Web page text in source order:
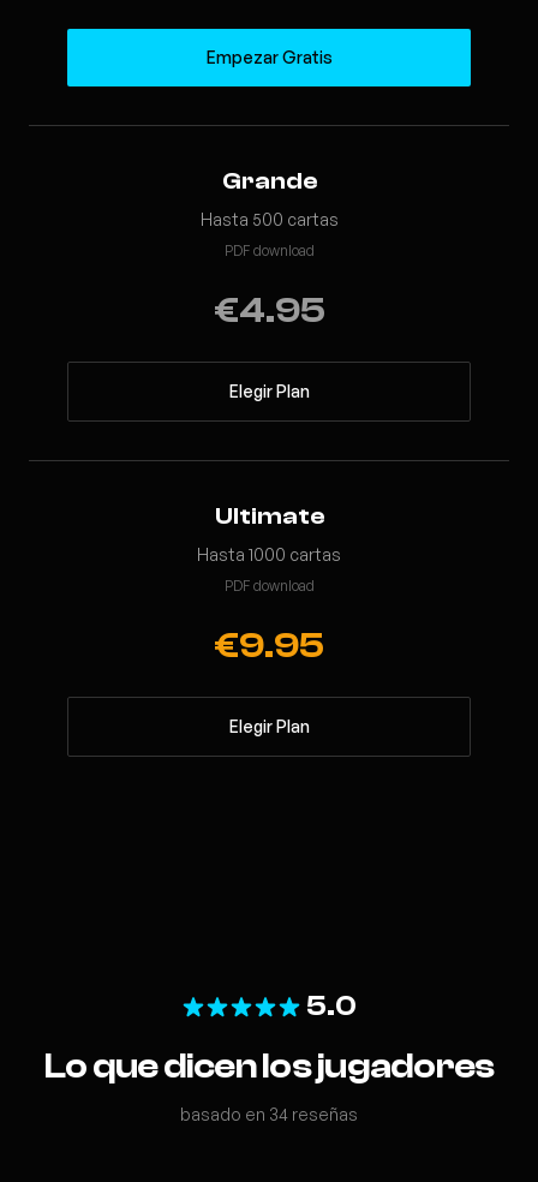
Empezar Gratis
Grande
Hasta 500 cartas
PDF download
€4.95
Elegir Plan
Ultimate
Hasta 1000 cartas
PDF download
€9.95
Elegir Plan
5.0
Lo que dicen los jugadores
basado en 34 reseñas